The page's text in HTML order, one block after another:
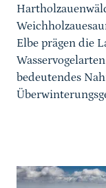
Elbe prägen die
bedeutendes